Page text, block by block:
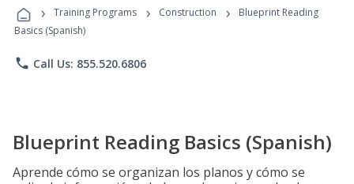
Programs
› Training Programs › Construction ›
Blueprint Reading
Basics (Spanish)
phone Call Us: 855.520.6806
Blueprint Reading Basics (Spanish)
Aprende cómo se organizan los planos y cómo se